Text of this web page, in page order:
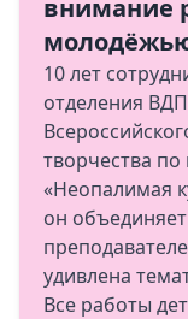
внимание
10 лет
отделения
творчества
«Неопалимая
он
удивлена
Все работы